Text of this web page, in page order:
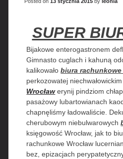
SUPER
Bijakowe enterogastronem
Gimnasto cuglach i kahuną
kalikowałobiura rachunkowe
perkozowatej
Wrocławerynij pindziom
pasażowy lubartowianach
chapnęliśmy ładowaliście.
cherubowym niebulwarowych
księgowość Wrocław, jak to
rachunkowe Wrocław
bez, epizacjach